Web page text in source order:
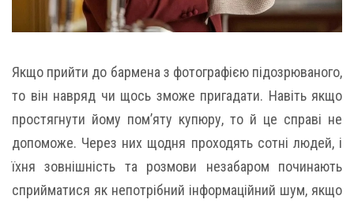
Якщо прийти до бармена з фотографією підозрюваного,
то він навряд чи щось зможе пригадати. Навіть якщо
простягнути йому пом’яту купюру, то й це справі не
допоможе. Через них щодня проходять сотні людей, і
їхня зовнішність та розмови незабаром починають
сприйматися як непотрібний інформаційний шум, якщо